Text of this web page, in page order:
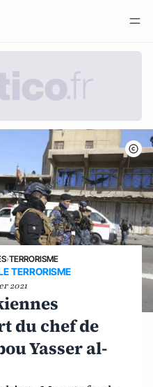
›TERRORISME
TERRORISME
2021
du chef de
Yasser al-